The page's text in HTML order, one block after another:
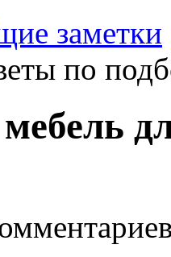
заметки
по